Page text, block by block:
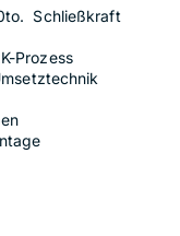
Schließkraft
Prozess